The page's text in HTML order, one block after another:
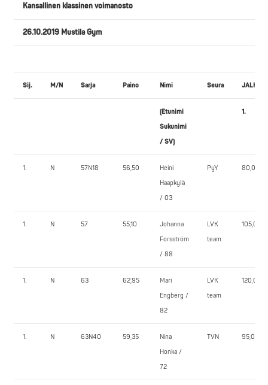
Kansallinen klassinen voimanosto
26.10.2019 Mustila Gym
Sij. M/N Sarja Paino Nimi Seura
(Etunimi
Sukunimi
/ SV)
1.
1. N 57N18 56,50
Heini
Haapkylä
/ 03
PyY 80,0
1. N 57 55,10
Johanna
Forsström
/ 88
LVK
team
105,0
1. N 63 62,95
Mari
Engberg /
82
LVK
team
120,0
1. N 63N40 59,35
Nina
Honka /
72
TVN 95,0